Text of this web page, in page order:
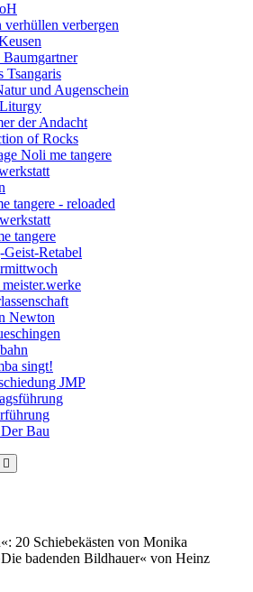
verhüllen verbergen
Tsangaris
und Augenschein
der Andacht
of Rocks
Noli me tangere
tangere - reloaded
tangere
Retabel
Newton
singt!
JMP
Bau
20 Schiebekästen von Monika
badenden Bildhauer« von Heinz